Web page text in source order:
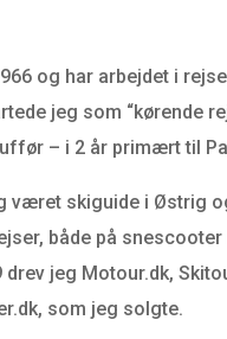
og har arbejdet i
jeg som “kørende
– i 2 år primært til
været skiguide i Østrig
både på
drev jeg Motour.dk,
som jeg solgte.